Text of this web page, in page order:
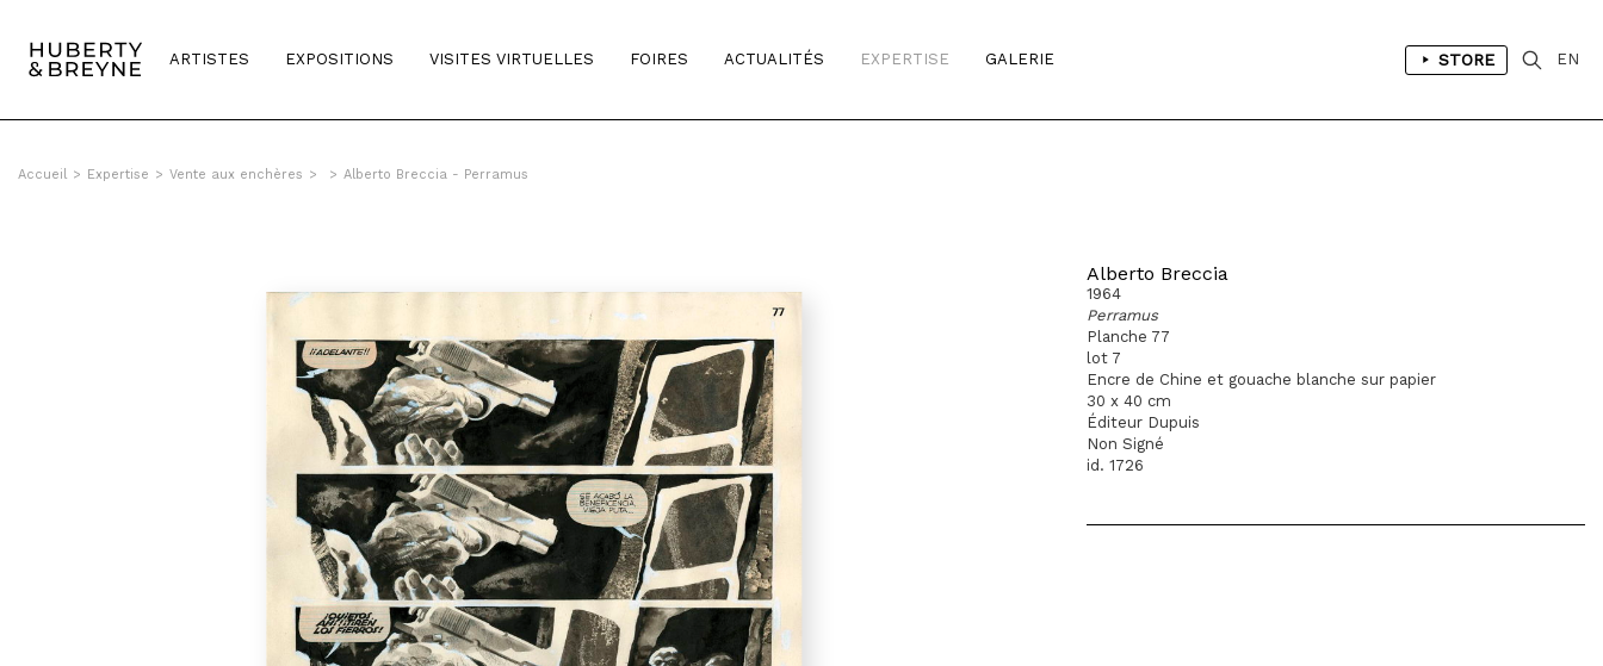
ARTISTES EXPOSITIONS VISITES VIRTUELLES FOIRES ACTUALITÉS EXPERTISE GALERIE STORE EN
Accueil > Expertise > Vente aux enchères > > Alberto Breccia - Perramus
Alberto Breccia
1964
Perramus
Planche 77
lot 7
Encre de Chine et gouache blanche sur papier
30 x 40 cm
Éditeur Dupuis
Non Signé
id. 1726